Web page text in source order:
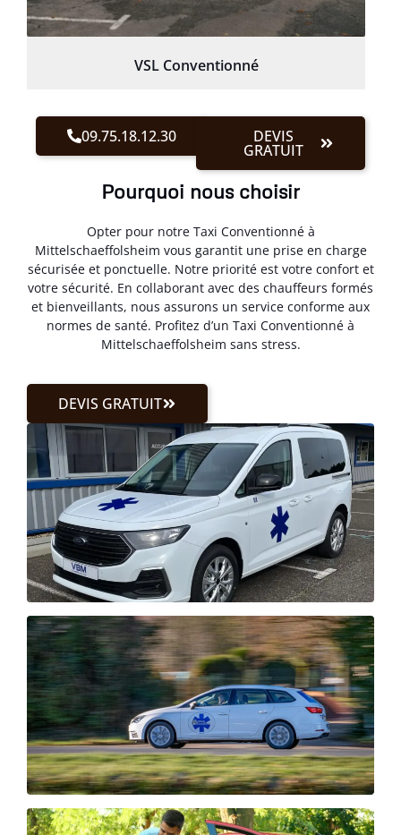
VSL Conventionné
09.75.18.12.30 DEVIS
GRATUIT
Pourquoi nous choisir
Opter pour notre Taxi Conventionné à
Mittelschaeffolsheim vous garantit une prise en charge
sécurisée et ponctuelle. Notre priorité est votre confort et
votre sécurité. En collaborant avec des chauffeurs formés
et bienveillants, nous assurons un service conforme aux
normes de santé. Profitez d’un Taxi Conventionné à
Mittelschaeffolsheim sans stress.
DEVIS GRATUIT